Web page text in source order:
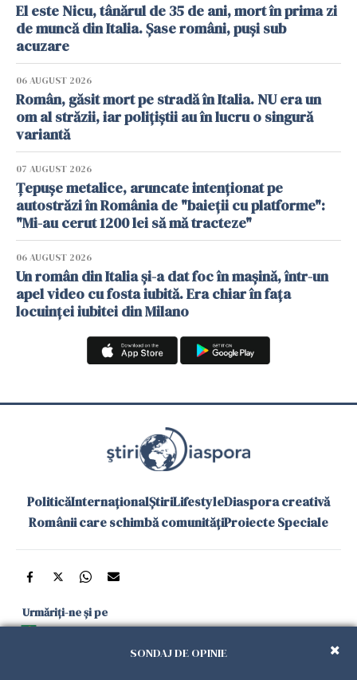
El este Nicu, tânărul de 35 de ani, mort în prima zi
de muncă din Italia. Șase români, puși sub
acuzare
06 AUGUST 2026
Român, găsit mort pe stradă în Italia. NU era un
om al străzii, iar polițiștii au în lucru o singură
variantă
07 AUGUST 2026
Țepușe metalice, aruncate intenționat pe
autostrăzi în România de "baieții cu platforme":
"Mi-au cerut 1200 lei să mă tracteze"
06 AUGUST 2026
Un român din Italia și-a dat foc în mașină, într-un
apel video cu fosta iubită. Era chiar în fața
locuinței iubitei din Milano
PoliticăInternaționalȘtiriLifestyleDiaspora creativă
Românii care schimbă comunitățiProiecte Speciale
Urmăriți-ne și pe
și în aplicațiile mobileSONDAJ DE OPINIE